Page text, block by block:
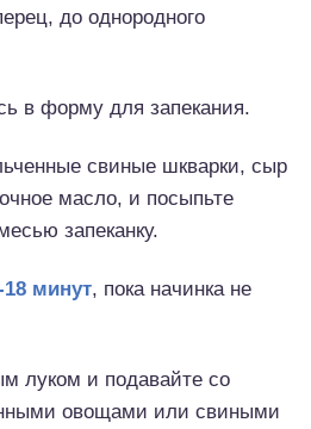
до однородного
в форму для запекания.
свиные шкварки, сыр
масло, и посыпьте
запеканку.
18 минут, пока начинка не
луком и подавайте со
овощами или свиными